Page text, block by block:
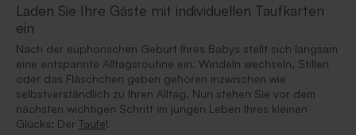
Laden Sie Ihre Gäste mit individuellen Taufkarten
ein
Nach der euphorischen Geburt Ihres Babys stellt sich langsam
eine entspannte Alltagsroutine ein. Windeln wechseln, Stillen
oder das Fläschchen geben gehören inzwischen wie
selbstverständlich zu Ihren Alltag. Nun stehen Sie vor dem
nächsten wichtigen Schritt im jungen Leben Ihres kleinen
Glücks: Der Taufe!